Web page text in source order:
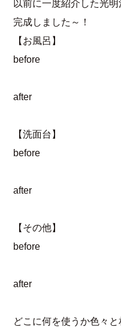
以前に一度紹介した光
完成しました～！
【お風呂】
before
after
【洗面台】
before
after
【その他】
before
after
どこに何を使うか色々